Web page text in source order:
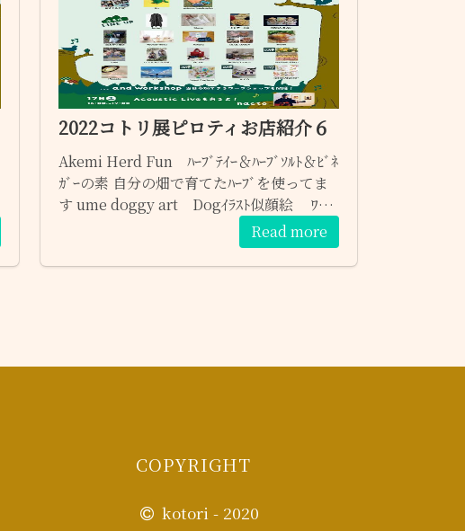
2022コトリ展ピロティお店紹介６
Akemi Herd Fun ﾊｰﾌﾞﾃｲｰ＆ﾊｰﾌﾞｿﾙﾄ＆ﾋﾞﾈ
ｶﾞｰの素 自分の畑で育てたﾊｰﾌﾞを使ってま
す ume doggy art Dogｲﾗｽﾄ似顔絵 ﾜﾝ
ちゃんの「らしさ」を大切に心を込めてお
描きします １７日（土）only kokkara 布
小物＆ぬいぐるみ
Read more
COPYRIGHT
kotori - 2020